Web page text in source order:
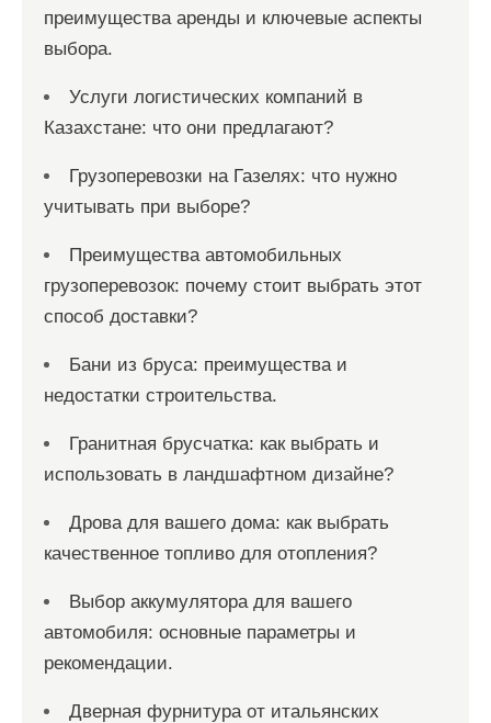
преимущества аренды и ключевые аспекты
выбора.
Услуги логистических компаний в
Казахстане: что они предлагают?
Грузоперевозки на Газелях: что нужно
учитывать при выборе?
Преимущества автомобильных
грузоперевозок: почему стоит выбрать этот
способ доставки?
Бани из бруса: преимущества и
недостатки строительства.
Гранитная брусчатка: как выбрать и
использовать в ландшафтном дизайне?
Дрова для вашего дома: как выбрать
качественное топливо для отопления?
Выбор аккумулятора для вашего
автомобиля: основные параметры и
рекомендации.
Дверная фурнитура от итальянских